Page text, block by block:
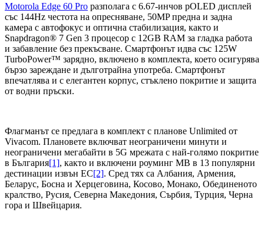
Motorola Edge 60 Pro разполага с 6.67-инчов pOLED дисплей
със 144Hz честота на опресняване, 50MP предна и задна
камера с автофокус и оптична стабилизация, както и
Snapdragon® 7 Gen 3 процесор с 12GB RAM за гладка работа
и забавление без прекъсване. Смартфонът идва със 125W
TurboPower™ зарядно, включено в комплекта, което осигурява
бързо зареждане и дълготрайна употреба. Смартфонът
впечатлява и с елегантен корпус, стъклено покритие и защита
от водни пръски.
Флагманът се предлага в комплект с планове Unlimited от
Vivacom. Плановете включват неограничени минути и
неограничени мегабайти в 5G мрежата с най-голямо покритие
в България[1], както и включени роуминг MB в 13 популярни
дестинации извън ЕС[2]. Сред тях са Албания, Армения,
Беларус, Босна и Херцеговина, Косово, Монако, Обединеното
кралство, Русия, Северна Македония, Сърбия, Турция, Черна
гора и Швейцария.